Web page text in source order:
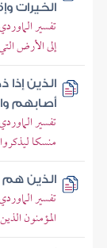
الخيرات
تفسير
إلى الأرض
الذين
أصابهم
تفسير
منسكا
الذين
تفسير
المؤمنون